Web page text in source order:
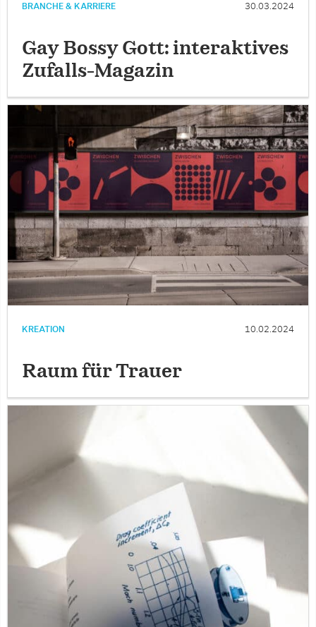
BRANCHE & KARRIERE 30.03.2024
Gay Bossy Gott: interaktives
Zufalls-Magazin
KREATION 10.02.2024
Raum für Trauer